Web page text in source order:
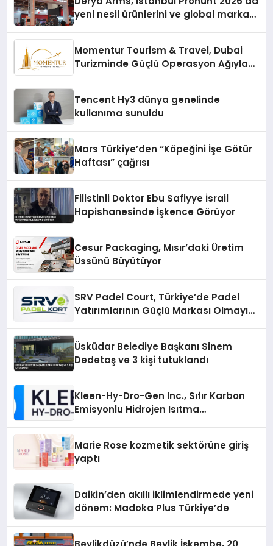
yeni nesil ürünlerini ve global marka
Momentur Tourism & Travel, Dubai
Turizminde Güçlü Operasyon Ağıyla
Tencent Hy3 dünya genelinde
kullanıma sunuldu
Mars Türkiye’den “Köpeğini İşe Götür
Haftası” çağrısı
Filistinli Doktor Ebu Safiyye İsrail
Hapishanesinde İşkence Görüyor
Cesur Packaging, Mısır’daki Üretim
Üssünü Büyütüyor
SRV Padel Court, Türkiye’de Padel
Yatırımlarının Güçlü Markası Olmayı
Üsküdar Belediye Başkanı Sinem
Dedetaş ve 3 kişi tutuklandı
Kleen-Hy-Dro-Gen Inc., Sıfır Karbon
Emisyonlu Hidrojen Isıtma
Marie Rose kozmetik sektörüne giriş
yaptı
Daikin’den akıllı iklimlendirmede yeni
dönem: Madoka Plus Türkiye’de